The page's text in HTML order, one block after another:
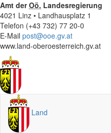
Amt derOö. Landesregierung
4021 Linz • Landhausplatz 1
Telefon (+43 732) 77 20-0
E-Mail post@ooe.gv.at
www.land-oberoesterreich.gv.at
Land